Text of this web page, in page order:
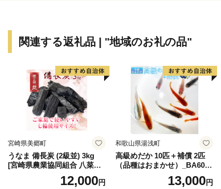
番組特設ページはこちら！
★ABCテレビ・テレビ朝日系列「朝だ！生です旅サラ
ダ」で【須崎勘八】が紹介されました！
高級カンパチ 「須崎勘八」お刺身用１節 （ぬた付）
高級カンパチ 「須崎勘八」お刺身用 半身
期間限定でしんじょう君のお礼状が付いてくる！その他
関連する返礼品 | "地域のお礼の品"
宮崎県美郷町
うなま 備長炭 (2級並) 3kg
[宮崎県農業協同組合 八菜館
ひゅうが店 宮崎県 美郷町 31
ap0012] BBQ 七輪 焼肉 高火
12,000円
和歌山県湯浅町
高級めだか 10匹＋補償 2匹
（品種はおまかせ）_BA6001
13,000円